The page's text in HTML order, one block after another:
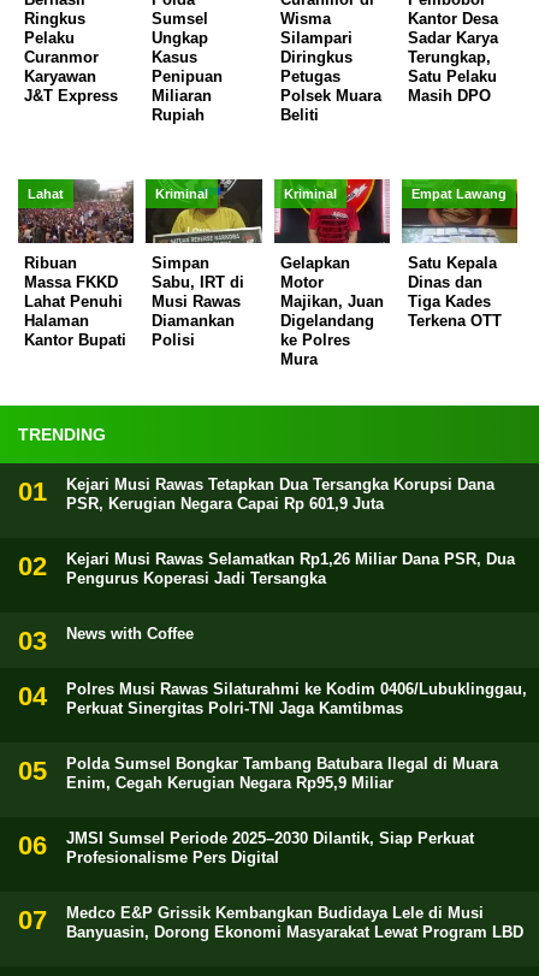
Ringkus
Pelaku
Curanmor
Karyawan
J&T Express
Sumsel
Ungkap
Kasus
Penipuan
Miliaran
Rupiah
Wisma
Silampari
Diringkus
Petugas
Polsek Muara
Beliti
Kantor Desa
Sadar Karya
Terungkap,
Satu Pelaku
Masih DPO
Lahat
Ribuan
Massa FKKD
Lahat Penuhi
Halaman
Kantor Bupati
Kriminal
Simpan
Sabu, IRT di
Musi Rawas
Diamankan
Polisi
Kriminal
Gelapkan
Motor
Majikan, Juan
Digelandang
ke Polres
Mura
Empat Lawang
Satu Kepala
Dinas dan
Tiga Kades
Terkena OTT
TRENDING
Kejari Musi Rawas Tetapkan Dua Tersangka Korupsi Dana
PSR, Kerugian Negara Capai Rp 601,9 Juta
Kejari Musi Rawas Selamatkan Rp1,26 Miliar Dana PSR, Dua
Pengurus Koperasi Jadi Tersangka
News with Coffee
Polres Musi Rawas Silaturahmi ke Kodim 0406/Lubuklinggau,
Perkuat Sinergitas Polri-TNI Jaga Kamtibmas
Polda Sumsel Bongkar Tambang Batubara Ilegal di Muara
Enim, Cegah Kerugian Negara Rp95,9 Miliar
JMSI Sumsel Periode 2025–2030 Dilantik, Siap Perkuat
Profesionalisme Pers Digital
Medco E&P Grissik Kembangkan Budidaya Lele di Musi
Banyuasin, Dorong Ekonomi Masyarakat Lewat Program LBD